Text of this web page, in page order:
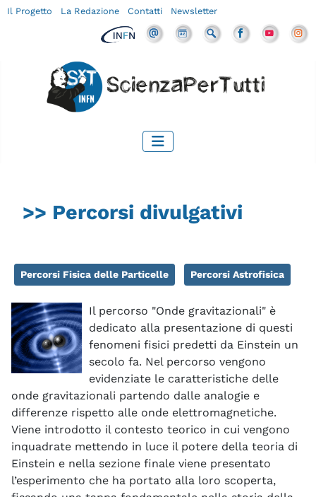
Il Progetto La Redazione Contatti Newsletter
>> Percorsi divulgativi
Percorsi Fisica delle Particelle Percorsi Astrofisica
Il percorso "Onde gravitazionali" è
dedicato alla presentazione di questi
fenomeni fisici predetti da Einstein un
secolo fa. Nel percorso vengono
evidenziate le caratteristiche delle
onde gravitazionali partendo dalle analogie e
differenze rispetto alle onde elettromagnetiche.
Viene introdotto il contesto teorico in cui vengono
inquadrate mettendo in luce il potere della teoria di
Einstein e nella sezione finale viene presentato
l’esperimento che ha portato alla loro scoperta,